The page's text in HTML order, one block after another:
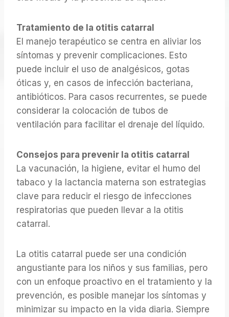
Tratamiento de la otitis catarral
El manejo terapéutico se centra en aliviar los
síntomas y prevenir complicaciones. Esto
puede incluir el uso de analgésicos, gotas
óticas y, en casos de infección bacteriana,
antibióticos. Para casos recurrentes, se puede
considerar la colocación de tubos de
ventilación para facilitar el drenaje del líquido.
Consejos para prevenir la otitis catarral
La vacunación, la higiene, evitar el humo del
tabaco y la lactancia materna son estrategias
clave para reducir el riesgo de infecciones
respiratorias que pueden llevar a la otitis
catarral.
La otitis catarral puede ser una condición
angustiante para los niños y sus familias, pero
con un enfoque proactivo en el tratamiento y la
prevención, es posible manejar los síntomas y
minimizar su impacto en la vida diaria. Siempre